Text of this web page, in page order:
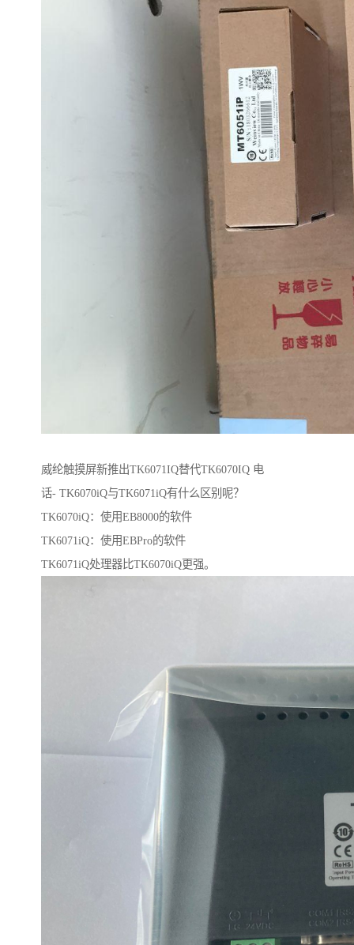
威纶触摸屏新推出TK6071IQ替代TK6070IQ 电
话- TK6070iQ与TK6071iQ有什么区别呢？
TK6070iQ：使用EB8000的软件
TK6071iQ：使用EBPro的软件
TK6071iQ处理器比TK6070iQ更强。